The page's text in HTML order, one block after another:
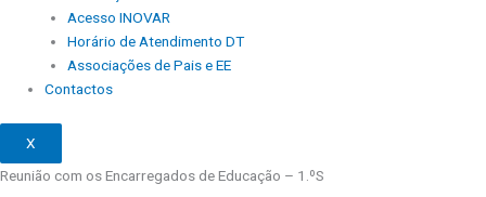
Acesso INOVAR
Horário de Atendimento DT
Associações de Pais e EE
Contactos
X
Reunião com os Encarregados de Educação – 1.ºS